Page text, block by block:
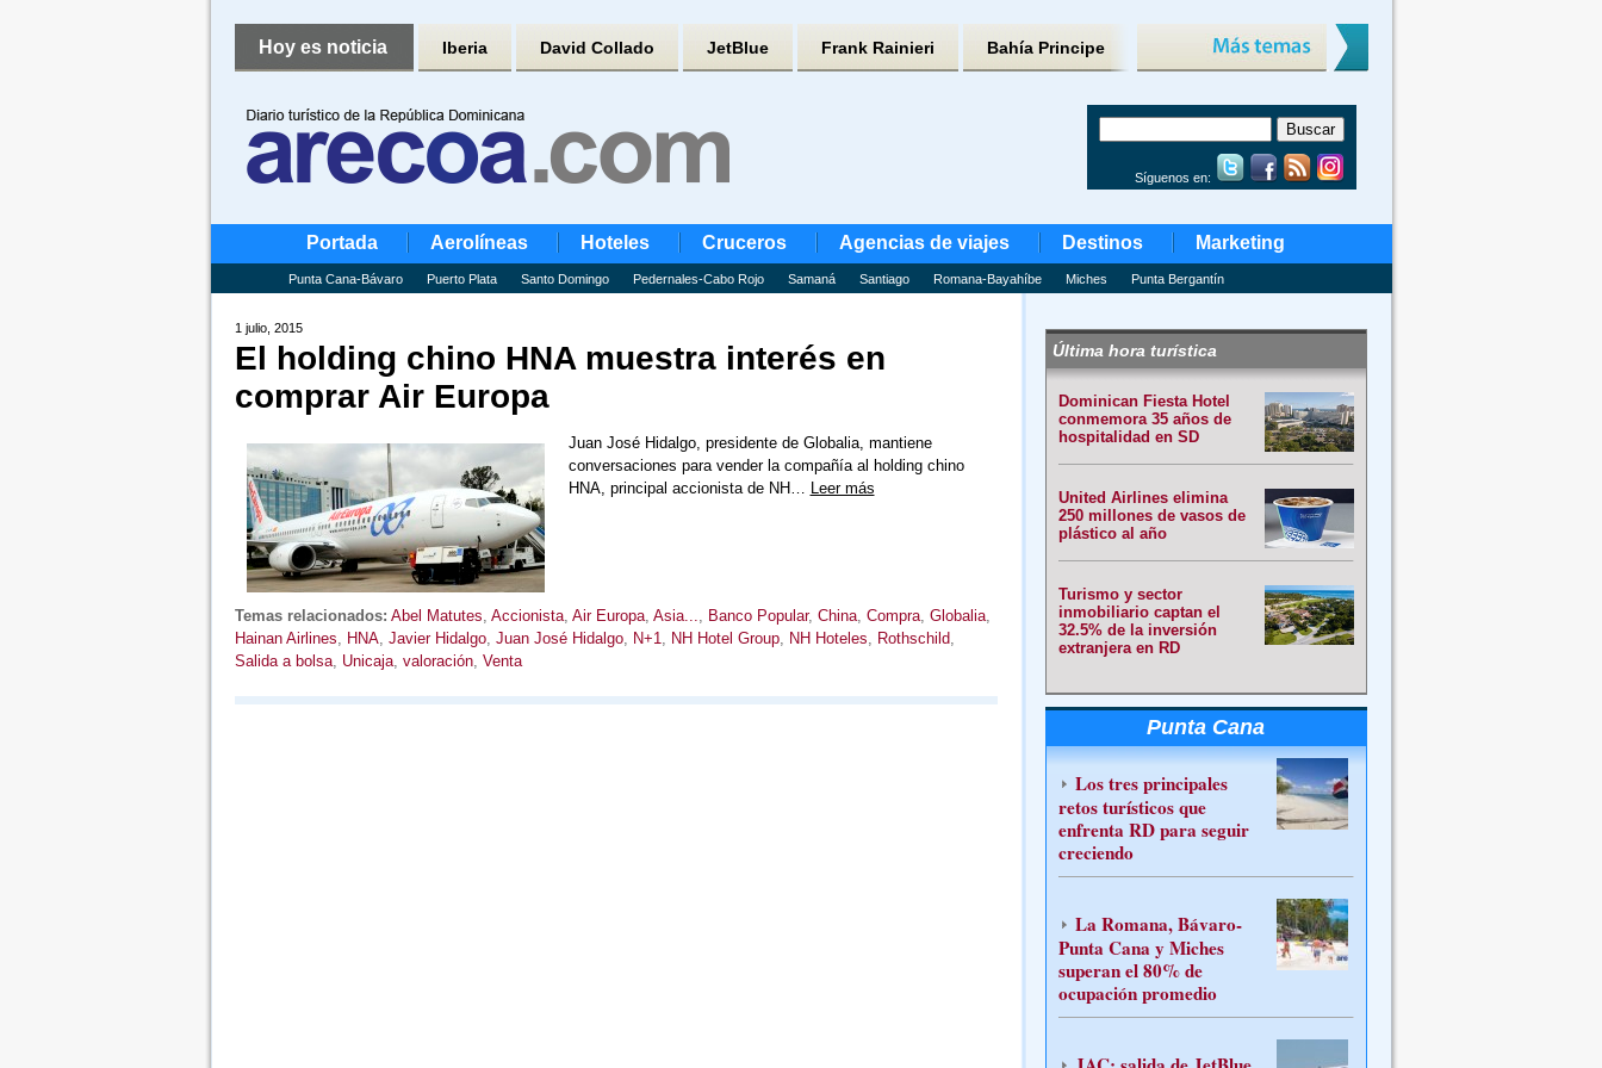
Hoy es noticia Iberia David Collado JetBlue Frank Rainieri Bahía Principe
Síguenos en:
Portada Aerolíneas Hoteles Cruceros Agencias de viajes Destinos Marketing
Punta Cana-Bávaro Puerto Plata Santo Domingo Pedernales-Cabo Rojo Samaná Santiago Romana-Bayahíbe Miches Punta Bergantín
1 julio, 2015
El holding chino HNA muestra interés en
comprar Air Europa
Juan José Hidalgo, presidente de Globalia, mantiene
conversaciones para vender la compañía al holding chino
HNA, principal accionista de NH… Leer más
Temas relacionados: Abel Matutes, Accionista, Air Europa, Asia..., Banco Popular, China, Compra, Globalia,
Hainan Airlines, HNA, Javier Hidalgo, Juan José Hidalgo, N+1, NH Hotel Group, NH Hoteles, Rothschild,
Salida a bolsa, Unicaja, valoración, Venta
Última hora turística
Dominican Fiesta Hotel
conmemora 35 años de
hospitalidad en SD
United Airlines elimina
250 millones de vasos de
plástico al año
Turismo y sector
inmobiliario captan el
32.5% de la inversión
extranjera en RD
Punta Cana
Los tres principales
retos turísticos que
enfrenta RD para seguir
creciendo
La Romana, Bávaro-
Punta Cana y Miches
superan el 80% de
ocupación promedio